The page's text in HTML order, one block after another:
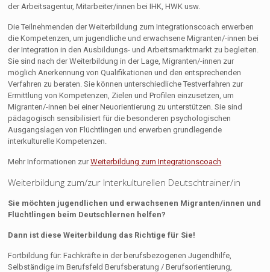
der Arbeitsagentur, Mitarbeiter/innen bei IHK, HWK usw.
Die Teilnehmenden der Weiterbildung zum Integrationscoach erwerben
die Kompetenzen, um jugendliche und erwachsene Migranten/-innen bei
der Integration in den Ausbildungs- und Arbeitsmarktmarkt zu begleiten.
Sie sind nach der Weiterbildung in der Lage, Migranten/-innen zur
möglich Anerkennung von Qualifikationen und den entsprechenden
Verfahren zu beraten. Sie können unterschiedliche Testverfahren zur
Ermittlung von Kompetenzen, Zielen und Profilen einzusetzen, um
Migranten/-innen bei einer Neuorientierung zu unterstützen. Sie sind
pädagogisch sensibilisiert für die besonderen psychologischen
Ausgangslagen von Flüchtlingen und erwerben grundlegende
interkulturelle Kompetenzen.
Mehr Informationen zurWeiterbildung zum Integrationscoach
Weiterbildung zum/zur Interkulturellen Deutschtrainer/in
Sie möchten jugendlichen und erwachsenen Migranten/innen und
Flüchtlingen beim Deutschlernen helfen?
Dann ist diese Weiterbildung das Richtige für Sie!
Fortbildung für: Fachkräfte in der berufsbezogenen Jugendhilfe,
Selbständige im Berufsfeld Berufsberatung / Berufsorientierung,